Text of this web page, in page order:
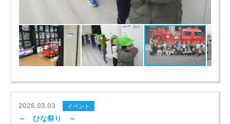
2026.03.03 イベント
～ ひな祭り ～